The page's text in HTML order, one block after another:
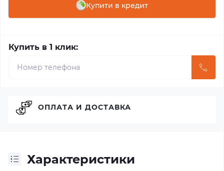
Купити в кредит
Купить в 1 клик:
Характеристики
ОПЛАТА И ДОСТАВКА